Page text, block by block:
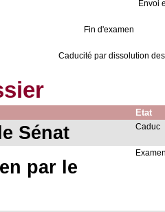
Envoi
Fin d'examen
Caducité par dissolution
Etat
Sénat Caduc
par le